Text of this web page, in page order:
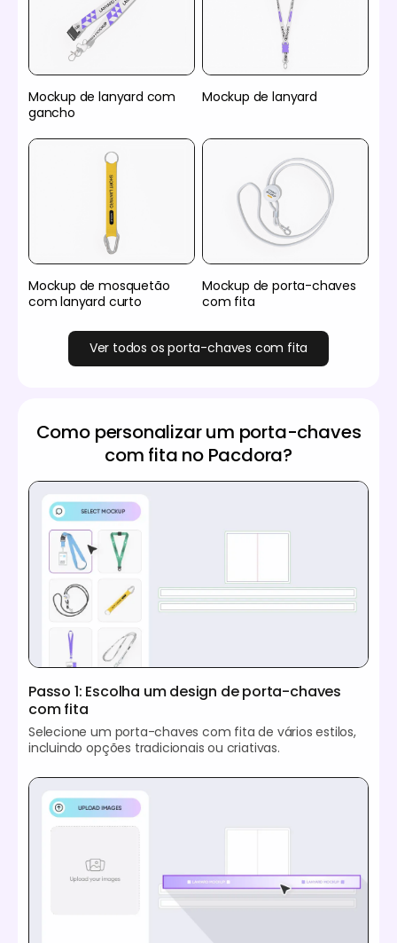
Mockup de lanyard com
gancho
Mockup de lanyard
Mockup de mosquetão
com lanyard curto
Mockup de porta-chaves
com fita
Ver todos os porta-chaves com fita
Como personalizar um porta-chaves
com fita no Pacdora?
Passo 1: Escolha um design de porta-chaves
com fita
Selecione um porta-chaves com fita de vários estilos,
incluindo opções tradicionais ou criativas.